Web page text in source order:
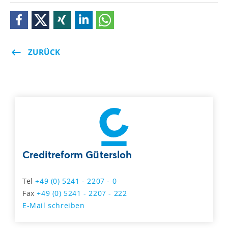
ZURÜCK
Creditreform Gütersloh
Tel+49 (0) 5241 - 2207 - 0
Fax+49 (0) 5241 - 2207 - 222
E-Mail schreiben